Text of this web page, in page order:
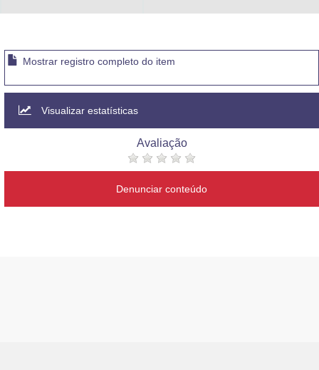
Mostrar registro completo do item
Visualizar estatísticas
Avaliação
Denunciar conteúdo